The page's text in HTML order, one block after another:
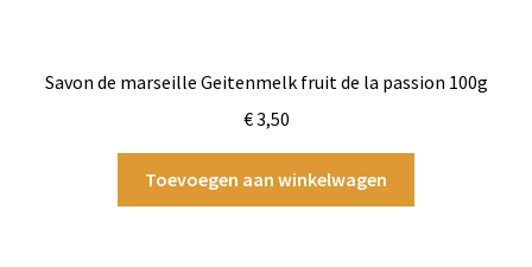
Savon de marseille Geitenmelk fruit de la passion 100g
€3,50
Toevoegen aan winkelwagen